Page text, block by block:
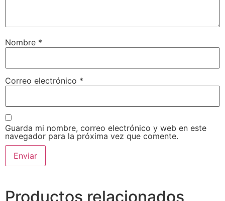
Nombre *
Correo electrónico *
Guarda mi nombre, correo electrónico y web en este
navegador para la próxima vez que comente.
Productos relacionados